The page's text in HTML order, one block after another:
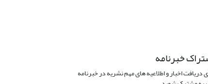
خبرنامه
دریافت اخبار و اطلاعیه های مهم نشریه در خبرنامه